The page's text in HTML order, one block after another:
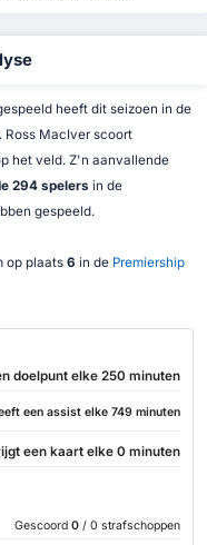
heeft dit seizoen in de
Ross MacIver scoort
het veld. Z'n aanvallende
294 spelers in de
gespeeld.
op plaats 6 in de Premiership
doelpunt elke 250 minuten
een assist elke 749 minuten
een kaart elke 0 minuten
Gescoord 0 / 0 strafschoppen